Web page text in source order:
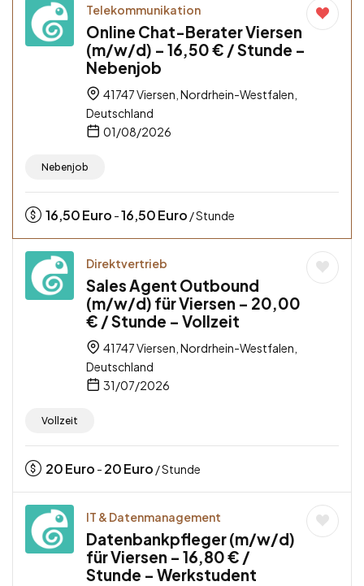
Telekommunikation
Online Chat-Berater Viersen
(m/w/d) – 16,50 € / Stunde –
Nebenjob
41747 Viersen, Nordrhein-Westfalen,
Deutschland
01/08/2026
Nebenjob
16,50Euro -16,50Euro / Stunde
Direktvertrieb
Sales Agent Outbound
(m/w/d) für Viersen – 20,00
€ / Stunde – Vollzeit
41747 Viersen, Nordrhein-Westfalen,
Deutschland
31/07/2026
Vollzeit
20Euro - 20Euro / Stunde
IT & Datenmanagement
Datenbankpfleger (m/w/d)
für Viersen – 16,80 € /
Stunde – Werkstudent